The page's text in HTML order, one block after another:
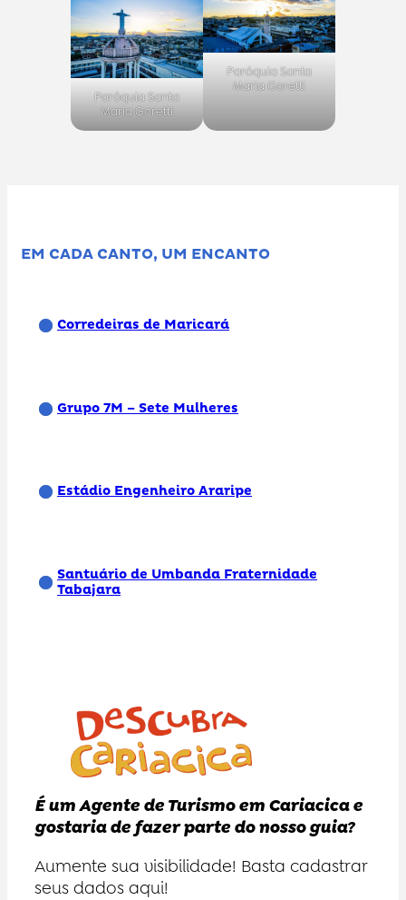
Paróquia Santa
Maria Goretti
Paróquia Santa
Maria Goretti
EM CADA CANTO, UM ENCANTO
Corredeiras de Maricará
Grupo 7M – Sete Mulheres
Estádio Engenheiro Araripe
Santuário de Umbanda Fraternidade
Tabajara
É um Agente de Turismo em Cariacica e
gostaria de fazer parte do nosso guia?
Aumente sua visibilidade! Basta cadastrar
seus dados aqui!